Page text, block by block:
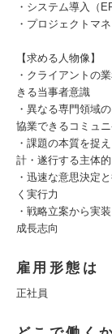
・システム導入（
・プロジェクトマ
【求める人物像】
・クライアントの
きる当事者意識
・異なる専門領域
協業できるコミュ
・課題の本質を捉
計・遂行する主体
・迅速な意思決定
く実行力
・戦略立案から実
成長志向
雇用形態は
正社員